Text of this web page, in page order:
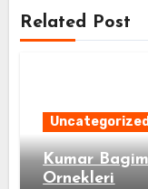
Related Post
Uncategorized
Kumar
Ornekleri